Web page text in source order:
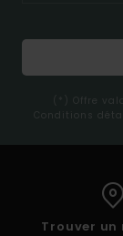
(*) Offre
Conditions
Trouver un